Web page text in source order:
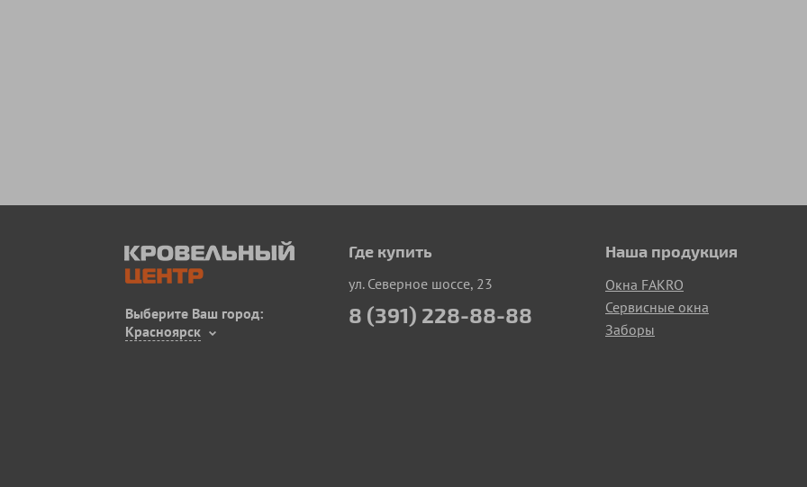
Выберите Ваш город:
Красноярск
Где купить
ул. Северное шоссе, 23
8 (391) 228-88-88
Наша продукция
Окна FAKRO
Сервисные окна
Заборы